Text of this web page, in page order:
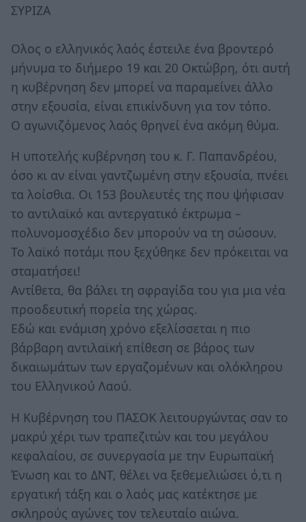
ΣΥΡΙΖΑ
Oλος ο ελληνικός λαός έστειλε ένα βροντερό
μήνυμα το διήμερο 19 και 20 Οκτώβρη, ότι αυτή
η κυβέρνηση δεν μπορεί να παραμείνει άλλο
στην εξουσία, είναι επικίνδυνη για τον τόπο.
Ο αγωνιζόμενος λαός θρηνεί ένα ακόμη θύμα.
Η υποτελής κυβέρνηση του κ. Γ. Παπανδρέου,
όσο κι αν είναι γαντζωμένη στην εξουσία, πνέει
τα λοίσθια. Οι 153 βουλευτές της που ψήφισαν
το αντιλαϊκό και αντεργατικό έκτρωμα –
πολυνομοσχέδιο δεν μπορούν να τη σώσουν.
Το λαϊκό ποτάμι που ξεχύθηκε δεν πρόκειται να
σταματήσει!
Αντίθετα, θα βάλει τη σφραγίδα του για μια νέα
προοδευτική πορεία της χώρας.
Εδώ και ενάμιση χρόνο εξελίσσεται η πιο
βάρβαρη αντιλαϊκή επίθεση σε βάρος των
δικαιωμάτων των εργαζομένων και ολόκληρου
του Ελληνικού Λαού.
Η Κυβέρνηση του ΠΑΣΟΚ λειτουργώντας σαν το
μακρύ χέρι των τραπεζιτών και του μεγάλου
κεφαλαίου, σε συνεργασία με την Ευρωπαϊκή
Ένωση και το ΔΝΤ, θέλει να ξεθεμελιώσει ό,τι η
εργατική τάξη και ο λαός μας κατέκτησε με
σκληρούς αγώνες τον τελευταίο αιώνα.